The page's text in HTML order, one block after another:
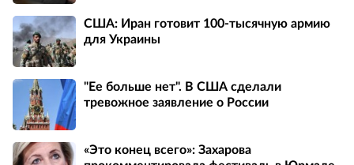
США: Иран готовит 100-тысячную армию
для Украины
"Ее больше нет". В США сделали
тревожное заявление о России
«Это конец всего»: Захарова